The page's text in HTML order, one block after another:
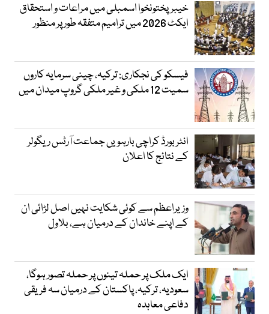
خیبرپختونخوا اسمبلی میں مراعات و استحقاق
ایکٹ 2026 میں ترامیم متفقہ طور پر منظور
فیسکو کی نجکاری: ترکیہ، چینی سرمایہ کاروں
سمیت 12 ملکی و غیر ملکی گروپ میدان میں
انٹر بورڈ کراچی بارہویں جماعت آرٹس ریگولر
کے نتائج کا اعلان
وزیراعظم سے کوئی شکایت نہیں اصل لڑائی ان
کے اپنے خاندان کے درمیان ہے، بلاول
ایک ملک پر حملہ تینوں پر حملہ تصور ہوگا،
سعودیہ، ترکیہ، پاکستان کے درمیان سہ فریقی
دفاعی معاہدہ